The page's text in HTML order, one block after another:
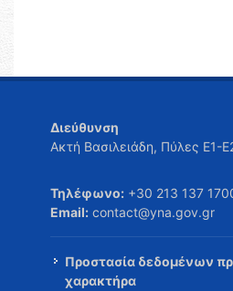
Διεύθυνση
Ακτή Βασιλειάδη, Πύλες Ε1-
Τηλέφωνο: +30 213 137
Email: contact@yna.gov.gr
Προστασία δεδομένων
χαρακτήρα